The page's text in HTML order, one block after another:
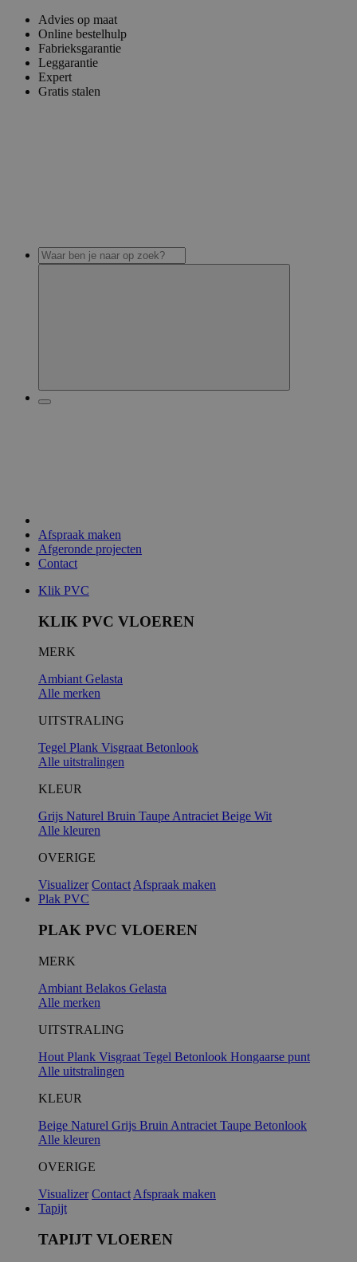
Advies op maat
Online bestelhulp
Fabrieksgarantie
Leggarantie
Expert
Gratis stalen
Afspraak maken
Afgeronde projecten
Contact
Klik PVC
KLIK PVC VLOEREN
MERK
AmbiantGelasta
Alle merken
UITSTRALING
Tegel Plank VisgraatBetonlook
Alle uitstralingen
KLEUR
Grijs Naturel Bruin TaupeAntraciet Beige Wit
Alle kleuren
OVERIGE
Visualizer ContactAfspraak maken
Plak PVC
PLAK PVC VLOEREN
MERK
Ambiant Belakos Gelasta
Alle merken
UITSTRALING
Hout Plank Visgraat Tegel Betonlook Hongaarse punt
Alle uitstralingen
KLEUR
Beige Naturel Grijs Bruin Antraciet Taupe Betonlook
Alle kleuren
OVERIGE
Visualizer Contact Afspraak maken
Tapijt
TAPIJT VLOEREN